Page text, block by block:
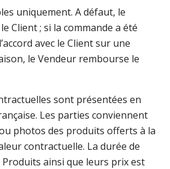
uniquement. A défaut, le
Client ; si la commande a été
avec le Client sur une
le Vendeur rembourse le
sont présentées en
Les parties conviennent
photos des produits offerts à la
contractuelle. La durée de
Produits ainsi que leurs prix est